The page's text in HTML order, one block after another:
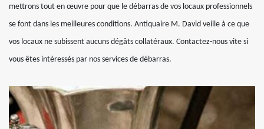
mettrons tout en œuvre pour que le débarras de vos locaux professionnels
se font dans les meilleures conditions. Antiquaire M. David veille à ce que
vos locaux ne subissent aucuns dégâts collatéraux. Contactez-nous vite si
vous êtes intéressés par nos services de débarras.